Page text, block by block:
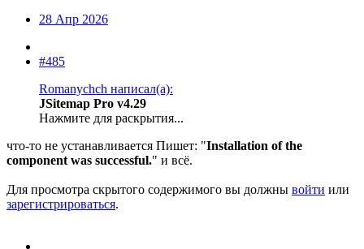
28 Апр 2026
#485
Romanychch написал(а):
JSitemap Pro v4.29
Нажмите для раскрытия...
что-то не устанавливается Пишет: "Installation of the
component was successful." и всё.
Для просмотра скрытого содержимого вы должны войти или
зарегистрироваться.